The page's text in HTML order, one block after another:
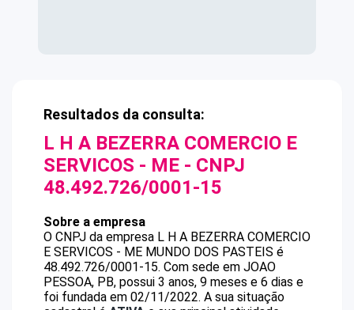
Resultados da consulta:
L H A BEZERRA COMERCIO E
SERVICOS - ME - CNPJ
48.492.726/0001-15
Sobre a empresa
O CNPJ da empresa L H A BEZERRA COMERCIO
E SERVICOS - ME MUNDO DOS PASTEIS é
48.492.726/0001-15. Com sede em JOAO
PESSOA, PB, possui 3 anos, 9 meses e 6 dias e
foi fundada em 02/11/2022. A sua situação